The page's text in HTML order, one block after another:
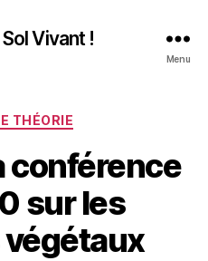
Vivant !
Menu
Catégories
THÉORIE
conférence
sur les